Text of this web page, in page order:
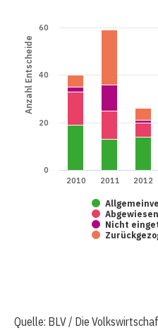
Anzahl Entscheide
Abgewiesen
Nicht
2010 2011 2012
0
20
40
60
Quelle: BLV / Die